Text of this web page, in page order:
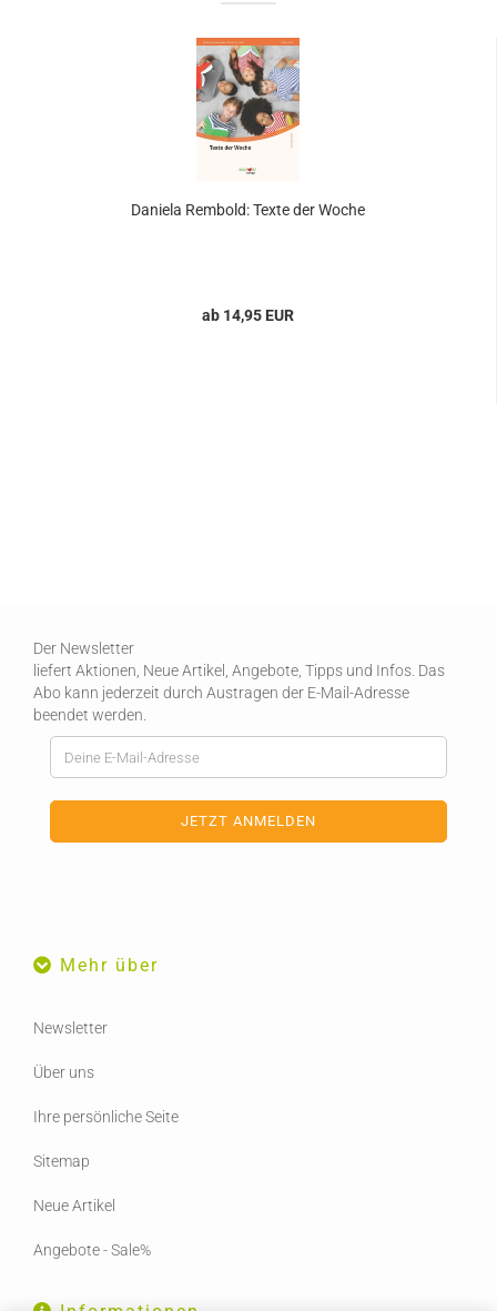
Daniela Rembold: Texte der Woche
ab 14,95 EUR
Der Newsletter
liefert Aktionen, Neue Artikel, Angebote, Tipps und Infos. Das
Abo kann jederzeit durch Austragen der E-Mail-Adresse
beendet werden.
Mehr über
Newsletter
Über uns
Ihre persönliche Seite
Sitemap
Neue Artikel
Angebote - Sale%